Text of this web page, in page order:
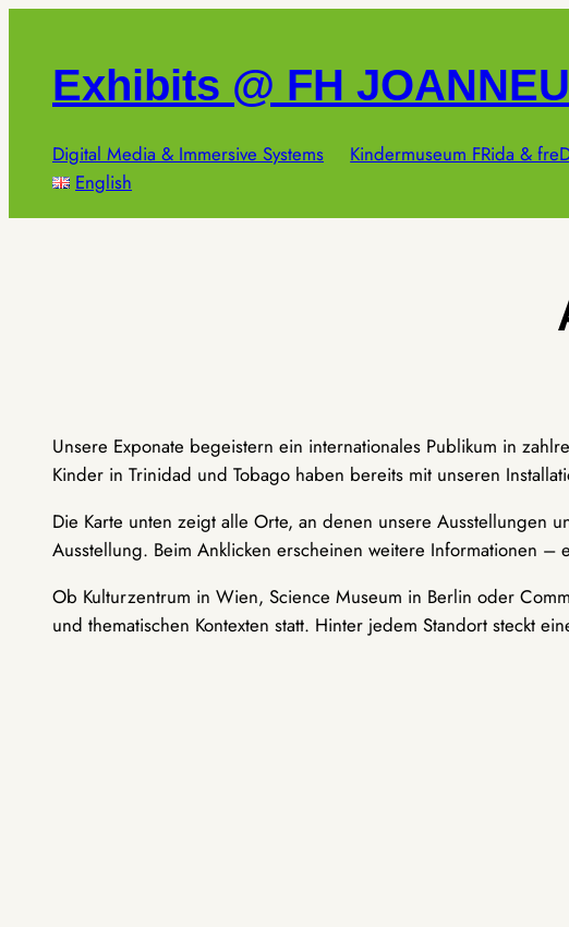
springenExhibits @ FH
Digital Media & Immersive Systems Kindermuseum FRida &
English
Unsere Exponate begeistern ein internationales Publikum in
Kinder in Trinidad und Tobago haben bereits mit unseren
Die Karte unten zeigt alle Orte, an denen unsere Ausstellungen
Ausstellung. Beim Anklicken erscheinen weitere Informationen
Ob Kulturzentrum in Wien, Science Museum in Berlin oder
und thematischen Kontexten statt. Hinter jedem Standort steckt